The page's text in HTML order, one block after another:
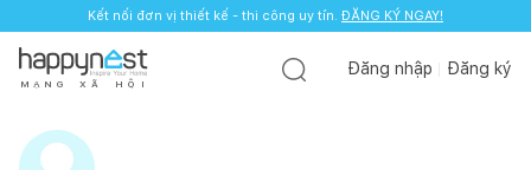
Kết nối đơn vị thiết kế - thi công uy tín. ĐĂNG KÝ NGAY!
Kết nối đơn vị thiết kế - thi công uy tín. ĐĂNG KÝ NGAY!
M Ạ N G X Ã H Ộ I
Đăng nhập Đăng ký